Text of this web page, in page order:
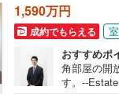
1,590万円
成約でもらえる
おすすめポ
角部屋の開
す。--
北足立郡伊奈町
入間郡越生町(
比企郡小川町(
立地
最寄りの駅が
共用施設